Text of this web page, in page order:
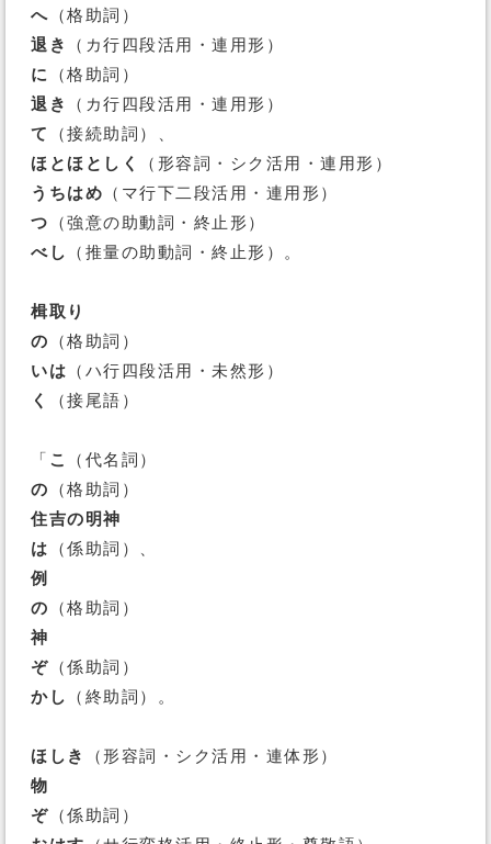
へ （格助詞）
退き
（カ行四段活用・連用形）
に
（格助詞）
退き
（カ行四段活用・連用形）
て
（接続助詞）、
ほとほとしく
（形容詞・シク活用・連用形）
うちはめ （マ行下二段活用・連用形）
つ （強意の助動詞・終止形）
べし
（推量の助動詞・終止形）。
楫取り
の （格助詞）
いは （ハ行四段活用・未然形）
く
（接尾語）
「 こ
（代名詞）
の （格助詞）
住吉の明神
は （係助詞）、
例
の （格助詞）
神
ぞ （係助詞）
かし
（終助詞）。
ほしき
（形容詞・シク活用・連体形）
物
ぞ （係助詞）